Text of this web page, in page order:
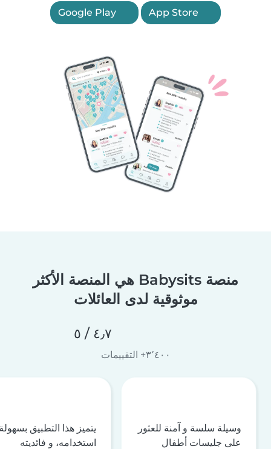
منصة Babysits هي المنصة الأكثر
موثوقية لدى العائلات
٤٫٧ / ٥
٣٬٤٠٠+ التقييمات
وسيلة سلسة و آمنة للعثور
على جليسات أطفال
يتميز هذا التطبيق
استخدامه، و فائديته